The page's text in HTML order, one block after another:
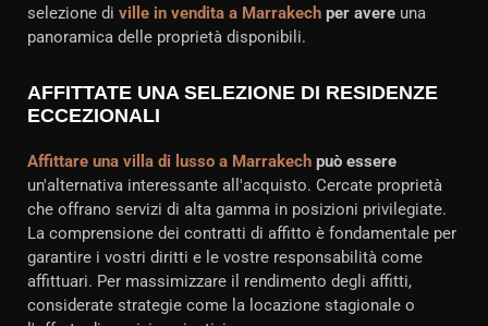
selezione di ville in vendita a Marrakech per avere una
panoramica delle proprietà disponibili.
AFFITTATE UNA SELEZIONE DI RESIDENZE
ECCEZIONALI
Affittare una villa di lusso a Marrakech può essere
un'alternativa interessante all'acquisto. Cercate proprietà
che offrano servizi di alta gamma in posizioni privilegiate.
La comprensione dei contratti di affitto è fondamentale per
garantire i vostri diritti e le vostre responsabilità come
affittuari. Per massimizzare il rendimento degli affitti,
considerate strategie come la locazione stagionale o